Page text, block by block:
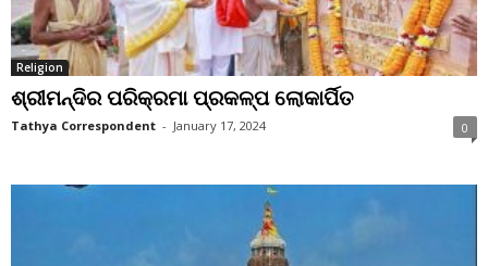
Religion
ଶ୍ରୀମନ୍ଦିର ପରିକ୍ରମା ପ୍ରକଳ୍ପ ଲୋକାର୍ପିତ
Tathya Correspondent - January 17, 2024 0